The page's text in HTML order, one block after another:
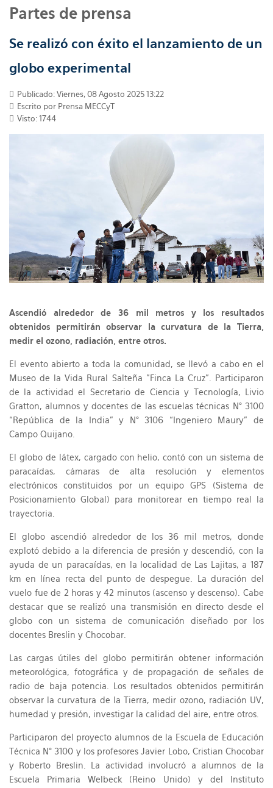
Partes de prensa
Se realizó con éxito el lanzamiento de un
globo experimental
Publicado: Viernes, 08 Agosto 2025 13:22
Escrito por Prensa MECCyT
Visto: 1744
Ascendió alrededor de 36 mil metros y los resultados
obtenidos permitirán observar la curvatura de la Tierra,
medir el ozono, radiación, entre otros.
El evento abierto a toda la comunidad, se llevó a cabo en el
Museo de la Vida Rural Salteña "Finca La Cruz". Participaron
de la actividad el Secretario de Ciencia y Tecnología, Livio
Gratton, alumnos y docentes de las escuelas técnicas N° 3100
“República de la India” y N° 3106 “Ingeniero Maury” de
Campo Quijano.
El globo de látex, cargado con helio, contó con un sistema de
paracaídas, cámaras de alta resolución y elementos
electrónicos constituidos por un equipo GPS (Sistema de
Posicionamiento Global) para monitorear en tiempo real la
trayectoria.
El globo ascendió alrededor de los 36 mil metros, donde
explotó debido a la diferencia de presión y descendió, con la
ayuda de un paracaídas, en la localidad de Las Lajitas, a 187
km en línea recta del punto de despegue. La duración del
vuelo fue de 2 horas y 42 minutos (ascenso y descenso). Cabe
destacar que se realizó una transmisión en directo desde el
globo con un sistema de comunicación diseñado por los
docentes Breslin y Chocobar.
Las cargas útiles del globo permitirán obtener información
meteorológica, fotográfica y de propagación de señales de
radio de baja potencia. Los resultados obtenidos permitirán
observar la curvatura de la Tierra, medir ozono, radiación UV,
humedad y presión, investigar la calidad del aire, entre otros.
Participaron del proyecto alumnos de la Escuela de Educación
Técnica N° 3100 y los profesores Javier Lobo, Cristian Chocobar
y Roberto Breslin. La actividad involucró a alumnos de la
Escuela Primaria Welbeck (Reino Unido) y del Instituto